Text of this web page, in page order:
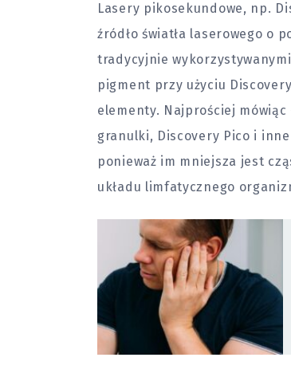
Lasery pikosekundowe, np.
źródło światła laserowego o
tradycyjnie
pigment przy użyciu
elementy. Najprościej
granulki, Discovery Pico i
ponieważ im mniejsza jest
układu limfatycznego